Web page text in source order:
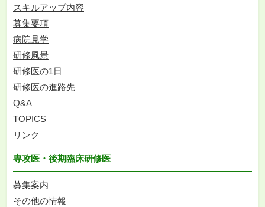
スキルアップ内容
募集要項
病院見学
研修風景
研修医の1日
研修医の進路先
Q&A
TOPICS
リンク
専攻医・後期臨床研修医
募集案内
その他の情報